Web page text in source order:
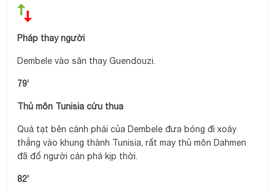
Pháp thay người
Dembele vào sân thay Guendouzi.
79’
Thủ môn Tunisia cứu thua
Quả tạt bên cánh phải của Dembele đưa bóng đi xoáy
thẳng vào khung thành Tunisia, rất may thủ môn Dahmen
đã đổ người cản phá kịp thời.
82’